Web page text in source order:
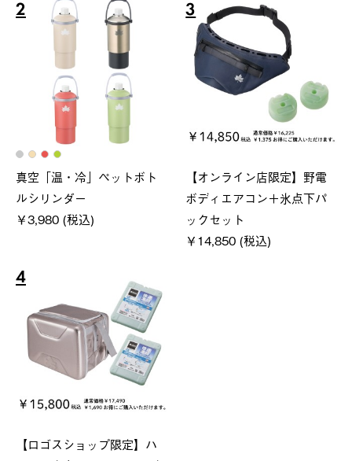
2
真空「温・冷」ペットボト
ルシリンダー
￥3,980 (税込)
3
【オンライン店限定】野電
ボディエアコン＋氷点下パ
ックセット
￥14,850 (税込)
4
【ロゴスショップ限定】ハ